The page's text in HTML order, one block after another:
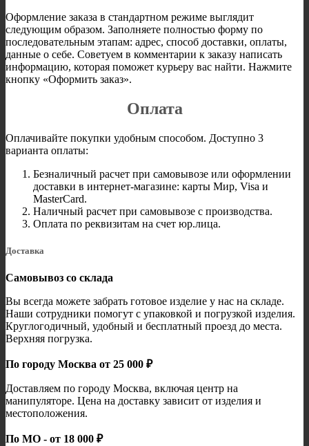
Оформление заказа в стандартном режиме выглядит
следующим образом. Заполняете полностью форму по
последовательным этапам: адрес, способ доставки, оплаты,
данные о себе. Советуем в комментарии к заказу написать
информацию, которая поможет курьеру вас найти. Нажмите
кнопку «Оформить заказ».
Оплата
Оплачивайте покупки удобным способом. Доступно 3
варианта оплаты:
Безналичный расчет при самовывозе или оформлении
доставки в интернет-магазине: карты Мир, Visa и
MasterCard.
Наличный расчет при самовывозе с производства.
Оплата по реквизитам на счет юр.лица.
Доставка
Самовывоз со склада
Вы всегда можете забрать готовое изделие у нас на складе.
Наши сотрудники помогут с упаковкой и погрузкой изделия.
Круглогодичный, удобный и бесплатный проезд до места.
Верхняя погрузка.
По городу Москва от 25 000 ₽
Доставляем по городу Москва, включая центр на
манипуляторе. Цена на доставку зависит от изделия и
местоположения.
По МО - от 18 000 ₽